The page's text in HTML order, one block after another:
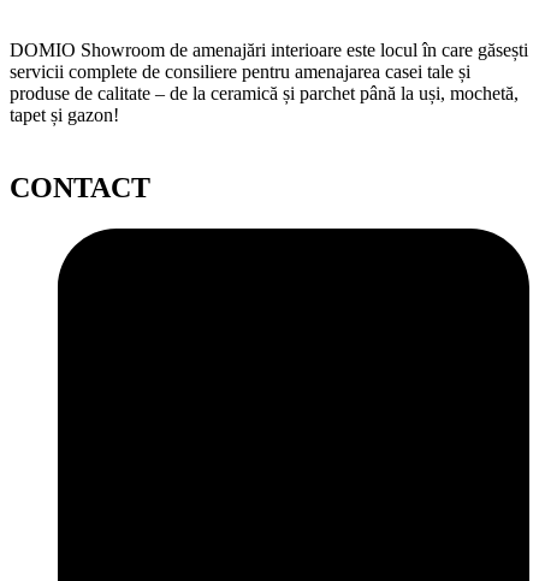
DOMIO Showroom de amenajări interioare este locul în care găsești
servicii complete de consiliere pentru amenajarea casei tale și
produse de calitate – de la ceramică și parchet până la uși, mochetă,
tapet și gazon!
CONTACT